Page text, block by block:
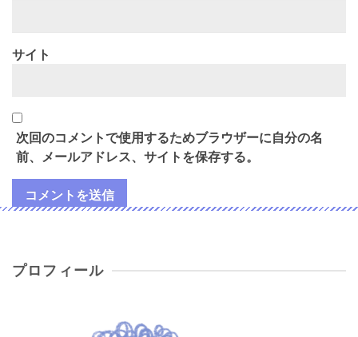
サイト
次回のコメントで使用するためブラウザーに自分の名
前、メールアドレス、サイトを保存する。
プロフィール